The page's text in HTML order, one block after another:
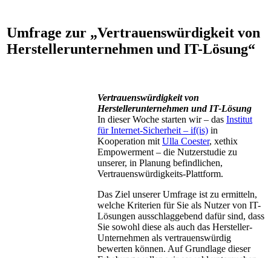
Umfrage zur „Vertrauenswürdigkeit von
Herstellerunternehmen und IT-Lösung“
Vertrauenswürdigkeit von
Herstellerunternehmen und IT-Lösung
In dieser Woche starten wir – das Institut
für Internet-Sicherheit – if(is) in
Kooperation mitUlla Coester, xethix
Empowerment – die Nutzerstudie zu
unserer, in Planung befindlichen,
Vertrauenswürdigkeits-Plattform.
Das Ziel unserer Umfrage ist zu ermitteln,
welche Kriterien für Sie als Nutzer von IT-
Lösungen ausschlaggebend dafür sind, dass
Sie sowohl diese als auch das Hersteller-
Unternehmen als vertrauenswürdig
bewerten können. Auf Grundlage dieser